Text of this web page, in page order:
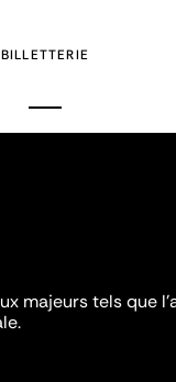
BILLETTERIE
majeurs tels que